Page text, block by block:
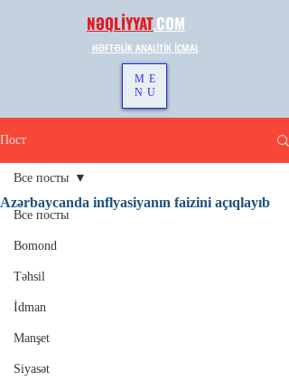
NƏQLİYYAT.COM
HƏFTƏLİK ANALİTİK İCMAL
ME
NU
Пост
Все посты
Bomond
Təhsil
İdman
Manşet
Siyasət
Все посты
Azərbaycanda inflyasiyanın faizini açıqlayıb